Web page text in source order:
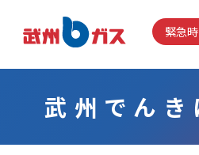
緊急
武州でんき